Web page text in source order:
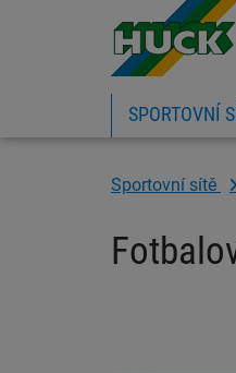
SPORTOVNÍ
Sportovní sítě